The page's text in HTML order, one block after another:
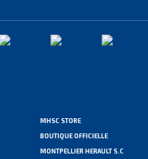
MHSC STORE
BOUTIQUE OFFICIELLE
MONTPELLIER HERAULT S.C